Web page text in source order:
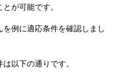
が可能です。
例に適応条件を確認しまし
以下の通りです。